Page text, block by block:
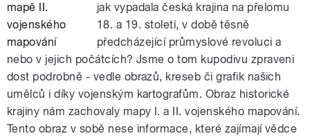
jak vypadala česká krajina na přelomu
18. a 19. století, v době těsně
předcházející průmyslové revoluci a
nebo v jejich počátcích? Jsme o tom kupodivu zpraveni
dost podrobně - vedle obrazů, kreseb či grafik našich
umělců i díky vojenským kartografům. Obraz historické
krajiny nám zachovaly mapy I. a II. vojenského mapování.
Tento obraz v sobě nese informace, které zajímají vědce